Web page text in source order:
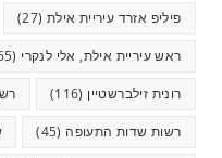
פיליפ אזרד עיריית אילת (27)
ראש עיריית אילת, אלי לנקרי (65)
רונית זילברשטיין (116)
רשות שדות התעופה (45)